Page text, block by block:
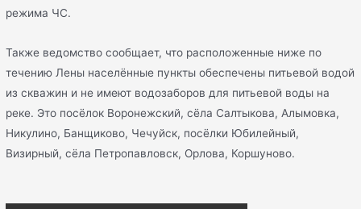
режима ЧС.
Также ведомство сообщает, что расположенные ниже по
течению Лены населённые пункты обеспечены питьевой водой
из скважин и не имеют водозаборов для питьевой воды на
реке. Это посёлок Воронежский, сёла Салтыкова, Алымовка,
Никулино, Банщиково, Чечуйск, посёлки Юбилейный,
Визирный, сёла Петропавловск, Орлова, Коршуново.